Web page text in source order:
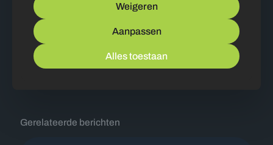
Waar wacht u nog op?
Neem vandaag nog contact op met
LimaWeb
aanwezigheid!
Gerelateerde berichten
Weigeren
Aanpassen
Alles toestaan